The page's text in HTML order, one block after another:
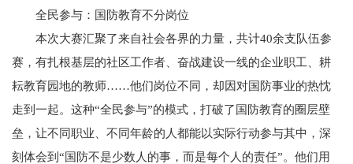
全民参与：国防教育不分岗位
本次大赛汇聚了来自社会各界的力量，共计40余支队伍参
赛，有扎根基层的社区工作者、奋战建设一线的企业职工、耕
耘教育园地的教师……他们岗位不同，却因对国防事业的热忱
走到一起。这种“全民参与”的模式，打破了国防教育的圈层壁
垒，让不同职业、不同年龄的人都能以实际行动参与其中，深
刻体会到“国防不是少数人的事，而是每个人的责任”。他们用